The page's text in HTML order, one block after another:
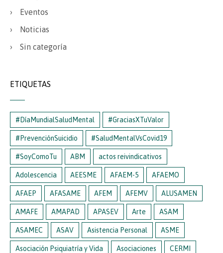
Eventos
Noticias
Sin categoría
ETIQUETAS
#DíaMundialSaludMental #GraciasXTuValor
#PrevenciónSuicidio #SaludMentalVsCovid19
#SoyComoTu ABM actos reivindicativos
Adolescencia AEESME AFAEM-5 AFAEMO
AFAEP AFASAME AFEM AFEMV ALUSAMEN
AMAFE AMAPAD APASEV Arte ASAM
ASAMEC ASAV Asistencia Personal ASME
Asociación Psiquiatría y Vida Asociaciones CERMI